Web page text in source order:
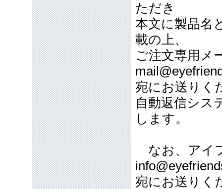
ただき
本文に製品名
載の上、
ご注文専用
宛にお送りく
自動返信シス
します。
なお、アイ
宛にお送りく